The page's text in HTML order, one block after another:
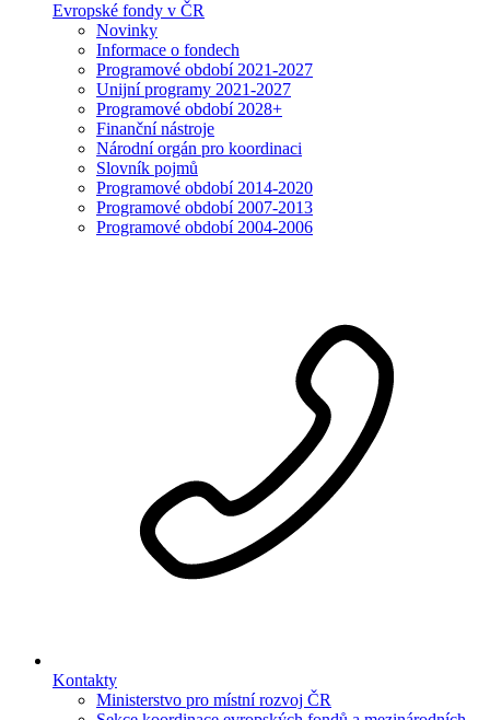
Evropské fondy v ČR
Novinky
Informace o fondech
Programové období 2021-2027
Unijní programy 2021-2027
Programové období 2028+
Finanční nástroje
Národní orgán pro koordinaci
Slovník pojmů
Programové období 2014-2020
Programové období 2007-2013
Programové období 2004-2006
Kontakty
Ministerstvo pro místní rozvoj ČR